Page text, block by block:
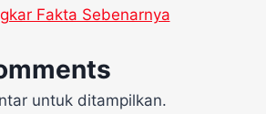
Fakta Sebenarnya
untuk ditampilkan.